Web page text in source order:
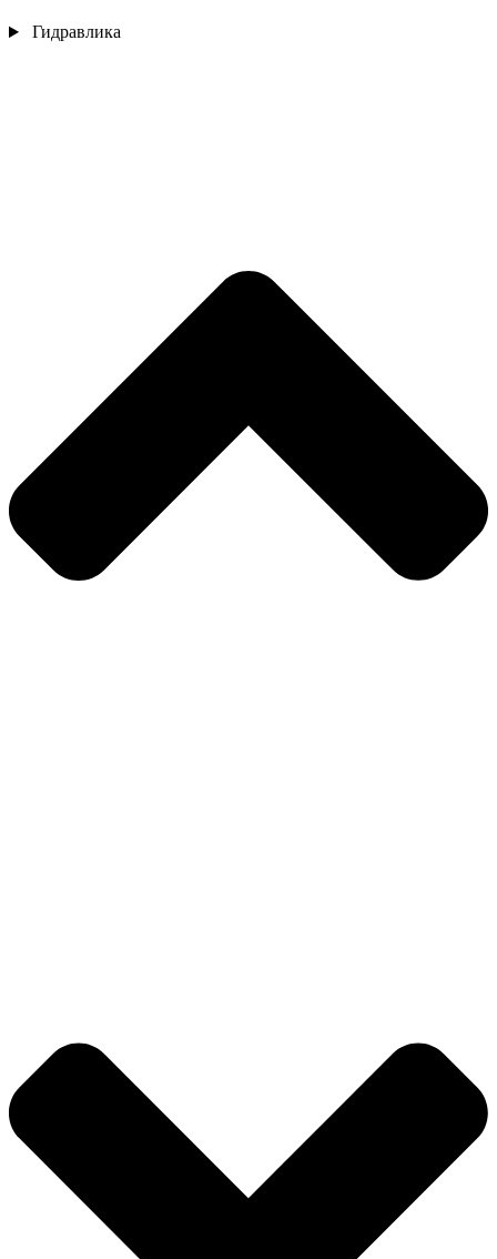
Гидравлика